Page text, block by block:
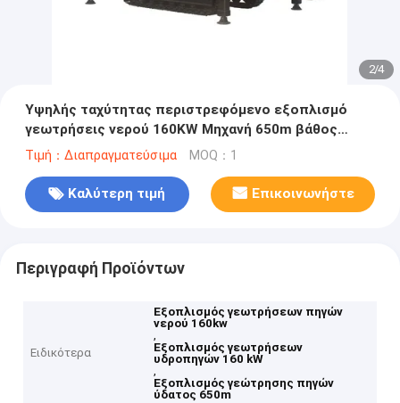
2/4
Υψηλής ταχύτητας περιστρεφόμενο εξοπλισμό
γεωτρήσεις νερού 160KW Μηχανή 650m βάθος
γεωτρήσεις
Τιμή：Διαπραγματεύσιμα MOQ：1
Καλύτερη τιμή Επικοινωνήστε
Περιγραφή Προϊόντων
Ειδικότερα
Εξοπλισμός γεωτρήσεων πηγών
νερού 160kw
,
Εξοπλισμός γεωτρήσεων
υδροπηγών 160 kW
,
Εξοπλισμός γεώτρησης πηγών
ύδατος 650m